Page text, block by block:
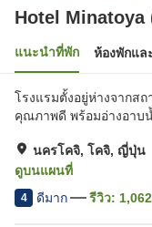
Hotel Minatoya
แนะนำที่พัก ห้องพักแ
โรงแรมตั้งอยู่ห่างจากสถ
คุณภาพดี พร้อมอ่างอาบ
นครโคจิ, โคจิ, ญี่ปุ่น
ดูบนแผนที่
4 ดีมาก รีวิว: 1,062